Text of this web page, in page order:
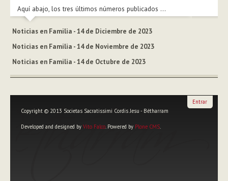
Aquí abajo, los tres últimos números publicados ...
Noticias en Familia - 14 de Diciembre de 2023
Noticias en Familia - 14 de Noviembre de 2023
Noticias en Familia - 14 de Octubre de 2023
Copyright © 2013 Societas Sacratissimi Cordis Jesu - Bétharram
Developed and designed by Vito Falco. Powered by Plone CMS.
Entrar